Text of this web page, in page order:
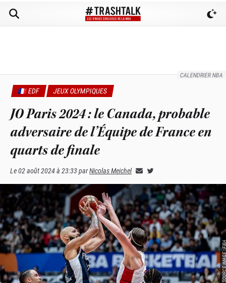
CALENDRIER NBA
🇫🇷 EDF JEUX OLYMPIQUES
JO Paris 2024 : le Canada, probable
adversaire de l’Équipe de France en
quarts de finale
Le02 août 2024 à 23:33parNicolas Meichel
SOURCE